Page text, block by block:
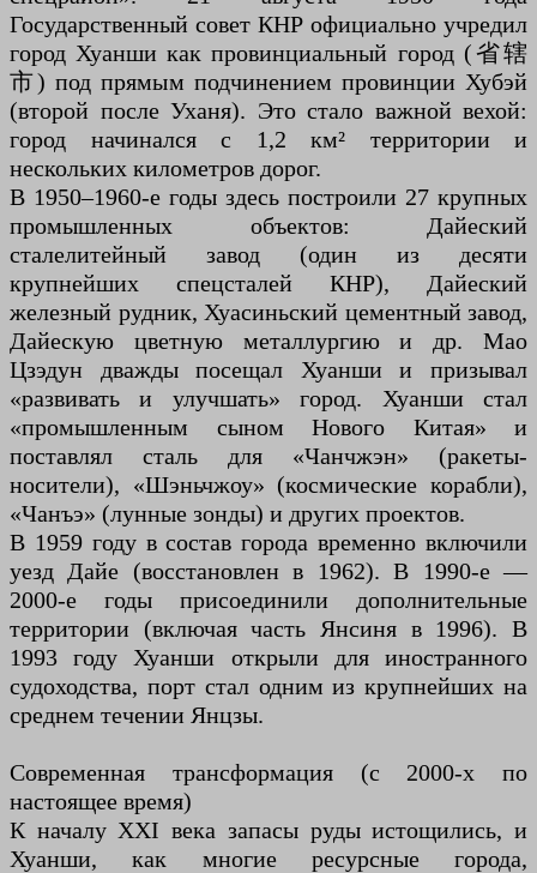
Государственный совет КНР официально учредил
город Хуанши как провинциальный город (省辖
市) под прямым подчинением провинции Хубэй
(второй после Уханя). Это стало важной вехой:
город начинался с 1,2 км² территории и
нескольких километров дорог.
В 1950–1960-е годы здесь построили 27 крупных
промышленных объектов: Дайеский
сталелитейный завод (один из десяти
крупнейших спецсталей КНР), Дайеский
железный рудник, Хуасиньский цементный завод,
Дайескую цветную металлургию и др. Мао
Цзэдун дважды посещал Хуанши и призывал
«развивать и улучшать» город. Хуанши стал
«промышленным сыном Нового Китая» и
поставлял сталь для «Чанчжэн» (ракеты-
носители), «Шэньчжоу» (космические корабли),
«Чанъэ» (лунные зонды) и других проектов.
В 1959 году в состав города временно включили
уезд Дайе (восстановлен в 1962). В 1990-е —
2000-е годы присоединили дополнительные
территории (включая часть Янсиня в 1996). В
1993 году Хуанши открыли для иностранного
судоходства, порт стал одним из крупнейших на
среднем течении Янцзы.
Современная трансформация (с 2000-х по
настоящее время)
К началу XXI века запасы руды истощились, и
Хуанши, как многие ресурсные города,